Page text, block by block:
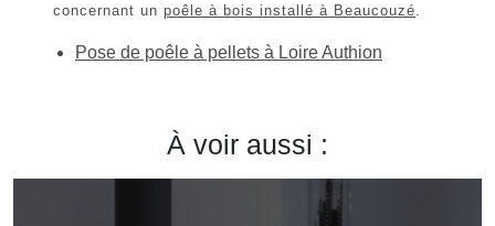
concernant un poêle à bois installé à Beaucouzé
Pose de poêle à pellets à Loire Authion
À voir aussi :